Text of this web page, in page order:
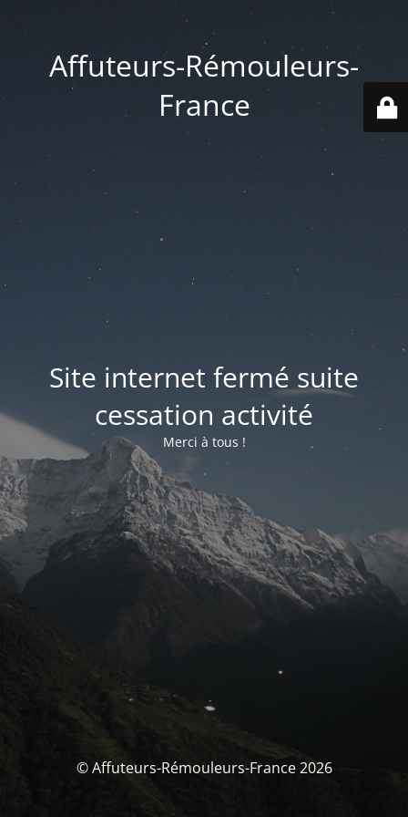
Affuteurs-Rémouleurs-
France
Site internet fermé suite
cessation activité
Merci à tous !
© Affuteurs-Rémouleurs-France 2026